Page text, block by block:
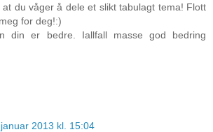
at du våger å dele et slikt tabulagt tema! Flott
for deg!:)
din er bedre. Iallfall masse god bedring
2013 kl. 15:04